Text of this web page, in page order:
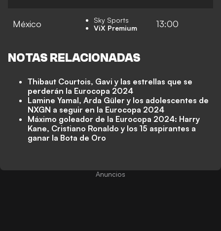
México
Sky Sports
ViX Premium
13:00
NOTAS RELACIONADAS
Thibaut Courtois, Gavi y las estrellas que se
perderán la Eurocopa 2024
Lamine Yamal, Arda Güler y los adolescentes de
NXGN a seguir en la Eurocopa 2024
Máximo goleador de la Eurocopa 2024: Harry
Kane, Cristiano Ronaldo y los 15 aspirantes a
ganar la Bota de Oro
Anuncios